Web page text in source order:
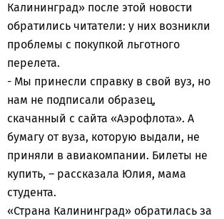
Калининград» после этой новости
обратились читатели: у них возникли
проблемы с покупкой льготного
перелета.
- Мы принесли справку в свой вуз, но
нам не подписали образец,
скачанный с сайта «Аэрофлота». А
бумагу от вуза, которую выдали, не
приняли в авиакомпании. Билеты не
купить, – рассказала Юлия, мама
студента.
«Страна Калининград» обратилась за